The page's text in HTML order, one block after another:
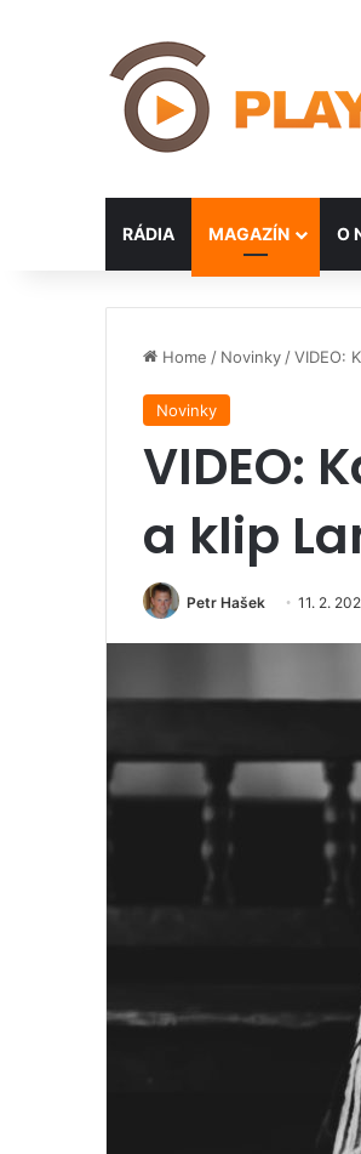
RÁDIA MAGAZÍN O
Home / Novinky /VIDEO:
Novinky
VIDEO:
a klip
Petr Hašek 11. 2.